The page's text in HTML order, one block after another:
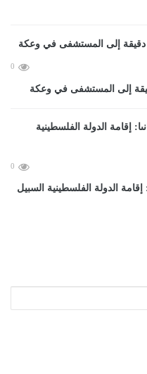
0
0
الدولة الفلسطينية السبيل